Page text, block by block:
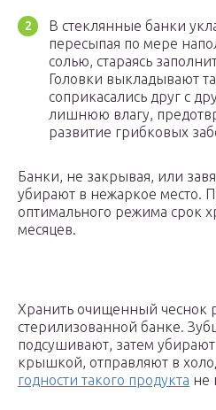
В стеклянные банки
пересыпая по мере
солью, стараясь
Головки выкладывают
соприкасались друг с
лишнюю влагу,
развитие грибковых
Банки, не закрывая, или
убирают в нежаркое место.
оптимального режима срок
месяцев.
Хранить очищенный чеснок
стерилизованной банке.
подсушивают, затем
крышкой, отправляют в
годности такого продукта не